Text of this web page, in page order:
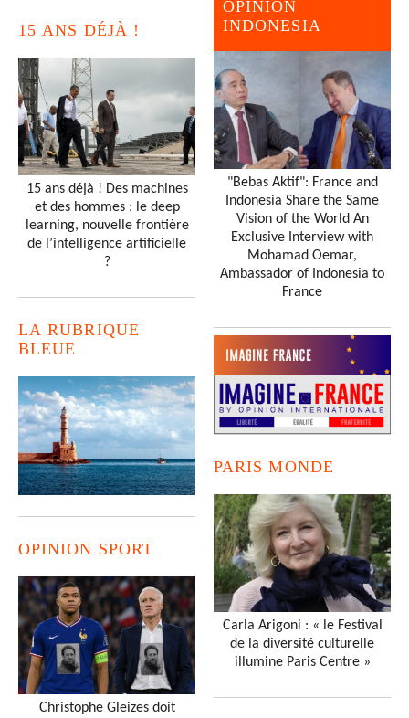
15 ANS DÉJÀ !
15 ans déjà ! Des machines
et des hommes : le deep
learning, nouvelle frontière
de l’intelligence artificielle
?
LA RUBRIQUE
BLEUE
OPINION SPORT
Christophe Gleizes doit
OPINION
INDONESIA
"Bebas Aktif": France and
Indonesia Share the Same
Vision of the World An
Exclusive Interview with
Mohamad Oemar,
Ambassador of Indonesia to
France
PARIS MONDE
Carla Arigoni : « le Festival
de la diversité culturelle
illumine Paris Centre »